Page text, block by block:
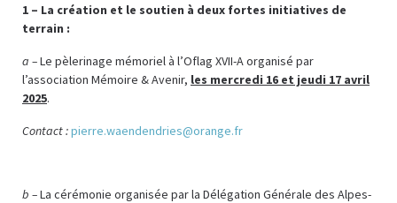
1 – La création et le soutien à deux fortes initiatives de
terrain :
a –Le pèlerinage mémoriel à l’Oflag XVII-A organisé par
l’association Mémoire & Avenir, les mercredi 16 et jeudi 17 avril
2025.
Contact :pierre.waendendries@orange.fr
b –La cérémonie organisée par la Délégation Générale des Alpes-